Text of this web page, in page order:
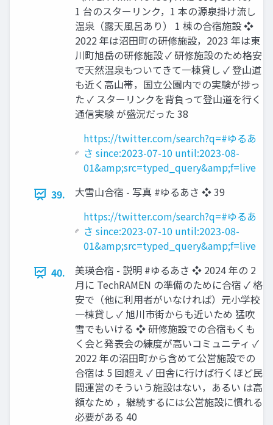
1 台のスターリンク，1 本の源泉掛け流し
温泉（露天風呂あり） 1 棟の合宿施設 ❖
2022 年は沼田町の研修施設，2023 年は東
川町旭岳の研修施設 ✓ 研修施設のため格安
で天然温泉もついてきて一棟貸し ✓ 登山道
も近く高山帯，国立公園内での実験が捗っ
た ✓ スターリンクを背負って登山道を行く
通信実験 が盛況だった 38
https://twitter.com/search?q=#ゆるあ
さ since:2023-07-10 until:2023-08-
01&amp;src=typed_query&amp;f=live
39.
大雪山合宿 - 写真 #ゆるあさ ❖ 39
https://twitter.com/search?q=#ゆるあ
さ since:2023-07-10 until:2023-08-
01&amp;src=typed_query&amp;f=live
40.
美瑛合宿 - 説明 #ゆるあさ ❖ 2024 年の 2
月に TechRAMEN の準備のために合宿 ✓ 格
安で（他に利用者がいなければ）元小学校
一棟貸し ✓ 旭川市街からも近いため 猛吹
雪でもいける ❖ 研修施設での合宿もくも
く会と発表会の練度が高いコミュニティ ✓
2022 年の沼田町から含めて公営施設での
合宿は 5 回超え ✓ 田舎に行けば行くほど民
間運営のそういう施設はない，あるい は高
額なため ，継続するには公営施設に慣れる
必要がある 40